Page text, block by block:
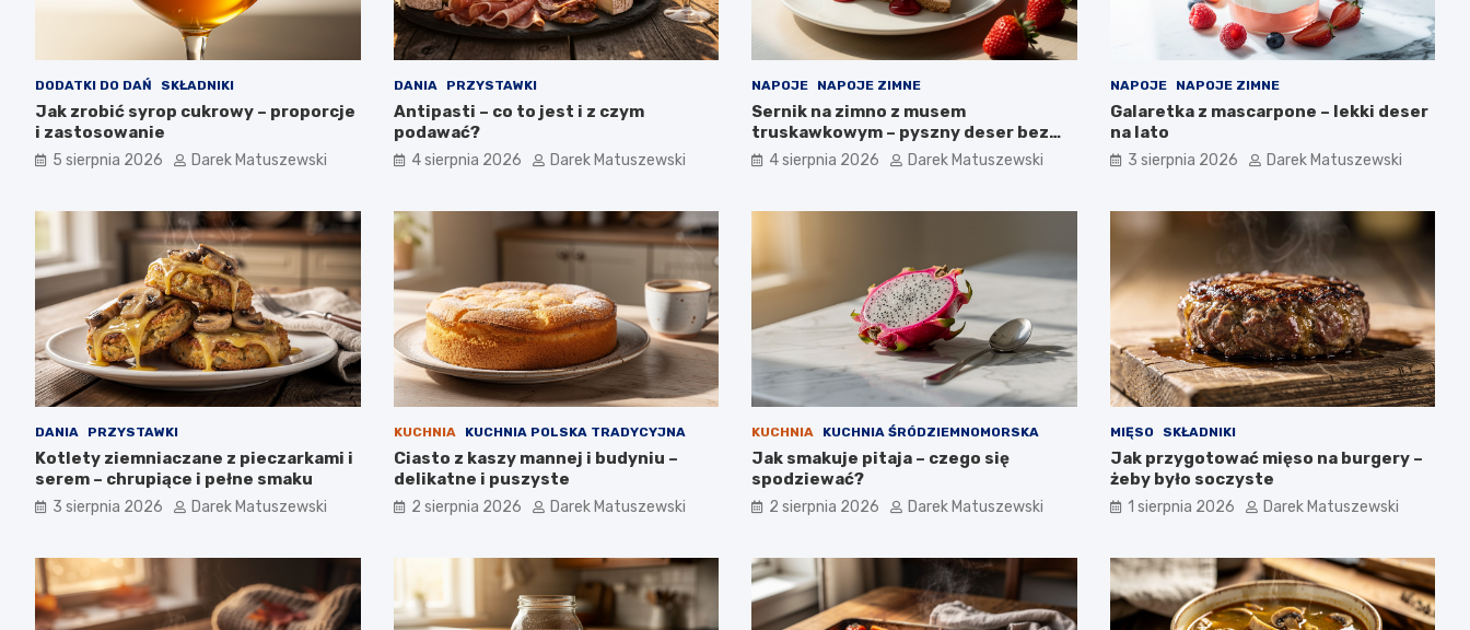
DODATKI DO DAŃ SKŁADNIKI
Jak zrobić syrop cukrowy – proporcje
i zastosowanie
5 sierpnia 2026 Darek Matuszewski
DANIA PRZYSTAWKI
Antipasti – co to jest i z czym
podawać?
4 sierpnia 2026 Darek Matuszewski
NAPOJE NAPOJE ZIMNE
Sernik na zimno z musem
truskawkowym – pyszny deser bez
pieczenia
4 sierpnia 2026 Darek Matuszewski
NAPOJE NAPOJE ZIMNE
Galaretka z mascarpone – lekki deser
na lato
3 sierpnia 2026 Darek Matuszewski
DANIA PRZYSTAWKI
Kotlety ziemniaczane z pieczarkami i
serem – chrupiące i pełne smaku
3 sierpnia 2026 Darek Matuszewski
KUCHNIA KUCHNIA POLSKA TRADYCYJNA
Ciasto z kaszy mannej i budyniu –
delikatne i puszyste
2 sierpnia 2026 Darek Matuszewski
KUCHNIA KUCHNIA ŚRÓDZIEMNOMORSKA
Jak smakuje pitaja – czego się
spodziewać?
2 sierpnia 2026 Darek Matuszewski
MIĘSO SKŁADNIKI
Jak przygotować mięso na burgery –
żeby było soczyste
1 sierpnia 2026 Darek Matuszewski